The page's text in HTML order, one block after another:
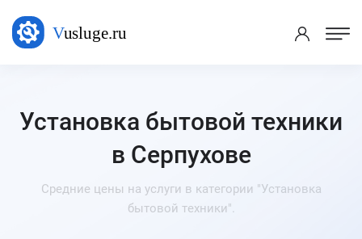
Установка бытовой техники
в Серпухове
Средние цены на услуги в категории "Установка
бытовой техники".